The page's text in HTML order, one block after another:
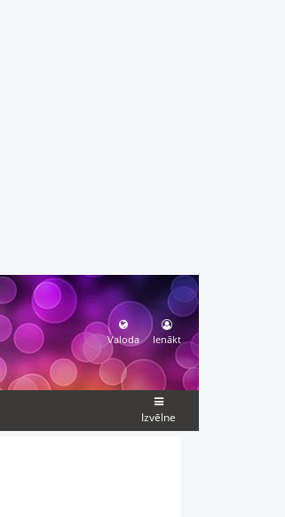
Valoda Ienākt
Izvēlne